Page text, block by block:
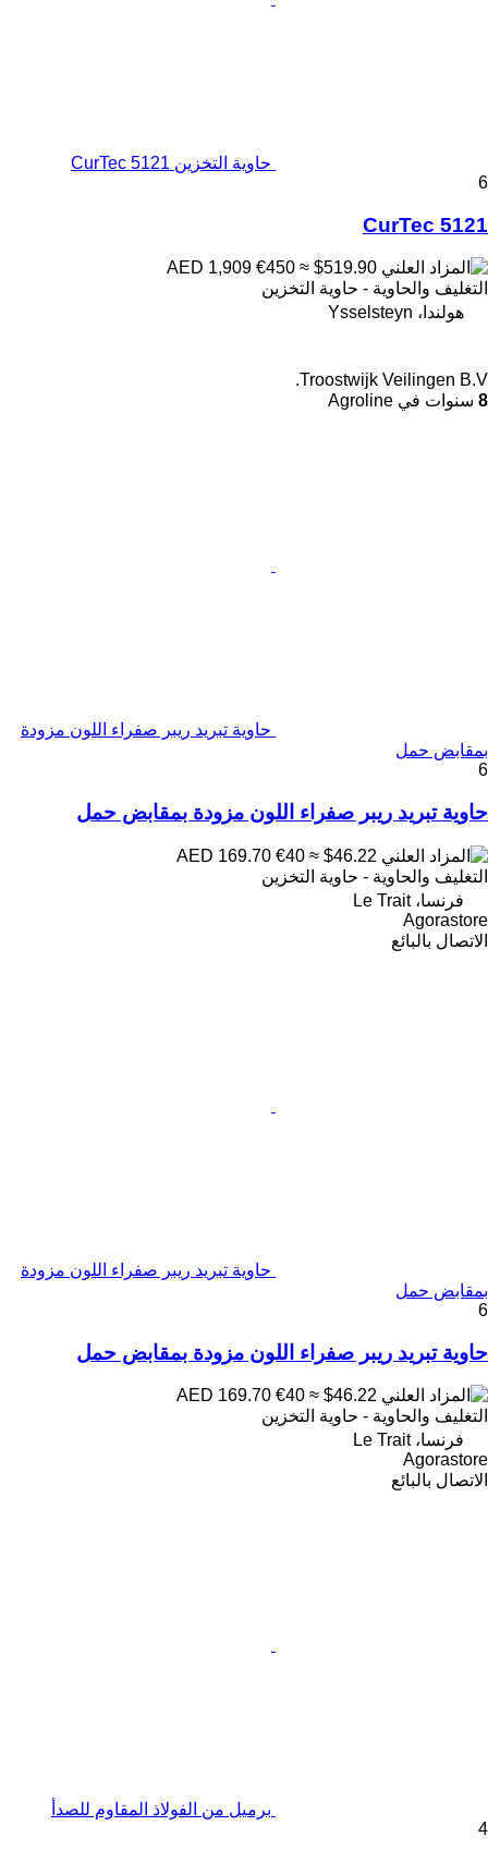
حاوية التخزين CurTec 5121
6
CurTec 5121
€450 ≈ $519.90
التغليف والحاوية - حاوية التخزين
هولندا، Ysselsteyn
Troostwijk Veilingen B.V.
8 سنوات في Agroline
حاوية تبريد ريبر صفراء اللون مزودة
بمقابض حمل
6
حاوية تبريد ريبر صفراء اللون مزودة بمقابض حمل
€40 ≈ $46.22
التغليف والحاوية - حاوية التخزين
فرنسا، Le Trait
Agorastore
الاتصال بالبائع
حاوية تبريد ريبر صفراء اللون مزودة
بمقابض حمل
6
حاوية تبريد ريبر صفراء اللون مزودة بمقابض حمل
€40 ≈ $46.22
التغليف والحاوية - حاوية التخزين
فرنسا، Le Trait
Agorastore
الاتصال بالبائع
برميل من الفولاذ المقاوم للصدأ
4